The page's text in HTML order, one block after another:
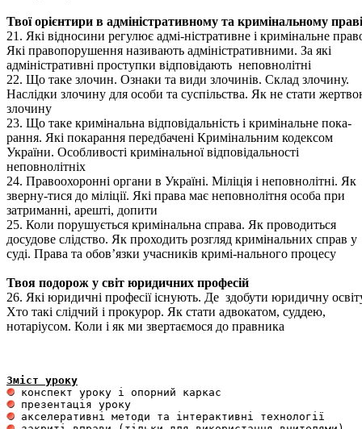
Твої орієнтири в адміністративному та кримінальному праві
21. Які відносини регулює адмі-ністративне і кримінальне
Які правопорушення називають адміністративними. За які
адміністративні проступки відповідають неповнолітні
22. Що таке злочин. Ознаки та види злочинів. Склад злочину.
Наслідки злочину для особи та суспільства. Як не стати
злочину
23. Що таке кримінальна відповідальність і кримінальне пока-
рання. Які покарання передбачені Кримінальним кодексом
України. Особливості кримінальної відповідальності
неповнолітніх
24. Правоохоронні органи в Україні. Міліція і неповнолітні. Як
зверну-тися до міліції. Які права має неповнолітня особа при
затриманні, арешті, допити
25. Коли порушується кримінальна справа. Як проводиться
досудове слідство. Як проходить розгляд кримінальних справ у
суді. Права та обов’язки учасників кримі-нального процесу
Твоя подорож у світ юридичних професій
26. Які юридичні професії існують. Де здобути юридичну
Хто такі слідчий і прокурор. Як стати адвокатом, суддею,
нотаріусом. Коли і як ми звертаємося до правника
Зміст уроку